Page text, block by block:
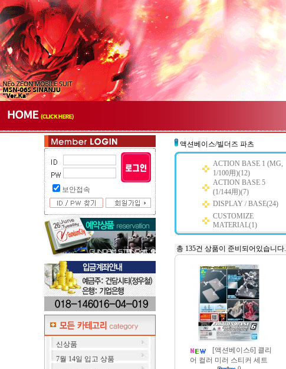
보안접속
신상품
7월 14일 입고 상품
액션베이스/빌더즈 파츠
ACTION BASE 1 (MG,
1/100用)(12)
ACTION BASE 5
(1/144用)(7)
DISPLAY / BASE(24)
CUSTOMIZE
MATERIAL(1)
총 135건 상품이 준비되어있습니다.
[액션베이스6] 클리
어 컬러 미러 스티커 세트